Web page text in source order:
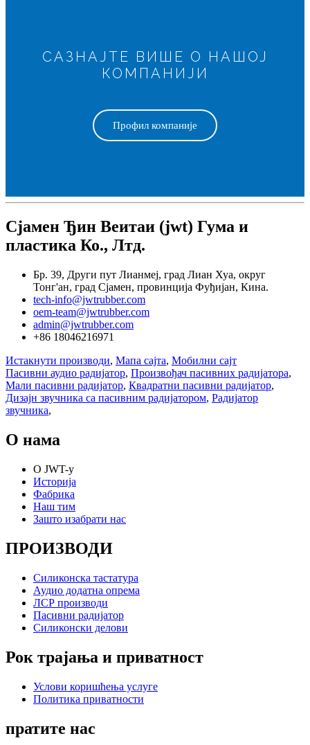
САЗНАЈТЕ ВИШЕ О НАШОЈ
КОМПАНИЈИ
Профил компаније
Сјамен Ђин Веитаи (jwt) Гума и
пластика Ко., Лтд.
Бр. 39, Други пут Лианмеј, град Лиан Хуа, округ
Тонг'ан, град Сјамен, провинција Фуђијан, Кина.
tech-info@jwtrubber.com
oem-team@jwtrubber.com
admin@jwtrubber.com
+86 18046216971
Истакнути производи, Мапа сајта, Мобилни сајт
Пасивни аудио радијатор, Произвођач пасивних радијатора,
Мали пасивни радијатор, Квадратни пасивни радијатор,
Дизајн звучника са пасивним радијатором, Радијатор
звучника,
О нама
О JWT-у
Историја
Фабрика
Наш тим
Зашто изабрати нас
ПРОИЗВОДИ
Силиконска тастатура
Аудио додатна опрема
ЛСР производи
Пасивни радијатор
Силиконски делови
Рок трајања и приватност
Услови коришћења услуге
Политика приватности
пратите нас